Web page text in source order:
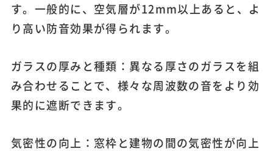
す。一般的に、空気層が12mm以上あると、よ
り高い防音効果が得られます。
ガラスの厚みと種類：異なる厚さのガラスを組
み合わせることで、様々な周波数の音をより効
果的に遮断できます。
気密性の向上：窓枠と建物の間の気密性が向上